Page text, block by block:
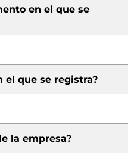
en el que se
el que se registra?
la empresa?